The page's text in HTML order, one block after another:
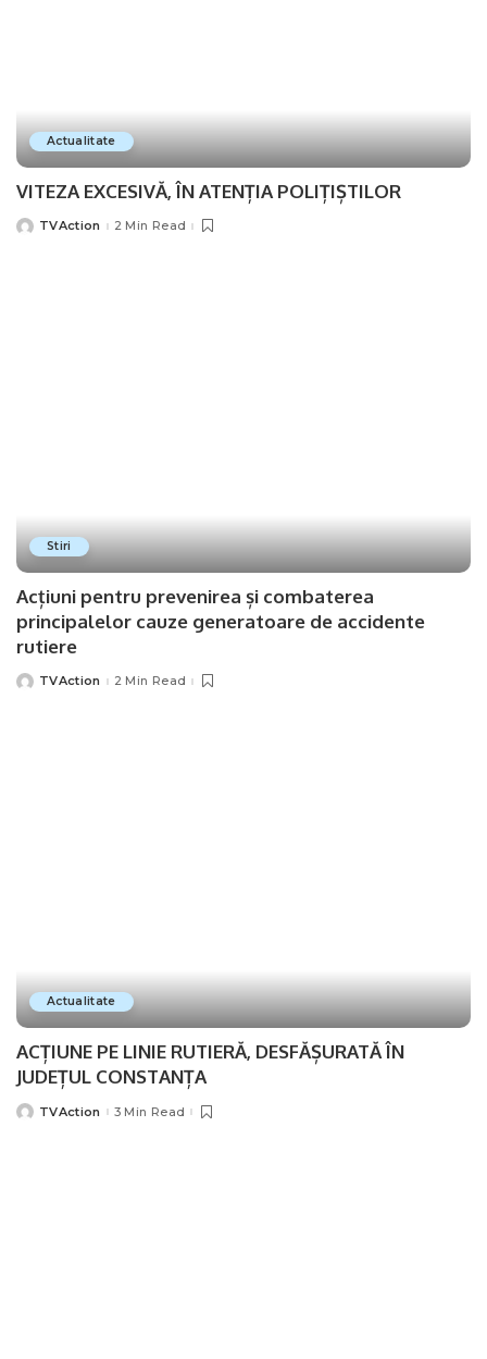
Actualitate
VITEZA EXCESIVĂ, ÎN ATENȚIA POLIȚIȘTILOR
PostedTVAction 2 Min Read
Stiri
Acțiuni pentru prevenirea și combaterea
principalelor cauze generatoare de accidente
rutiere
PostedTVAction 2 Min Read
Actualitate
ACȚIUNE PE LINIE RUTIERĂ, DESFĂȘURATĂ ÎN
JUDEȚUL CONSTANȚA
PostedTVAction 3 Min Read